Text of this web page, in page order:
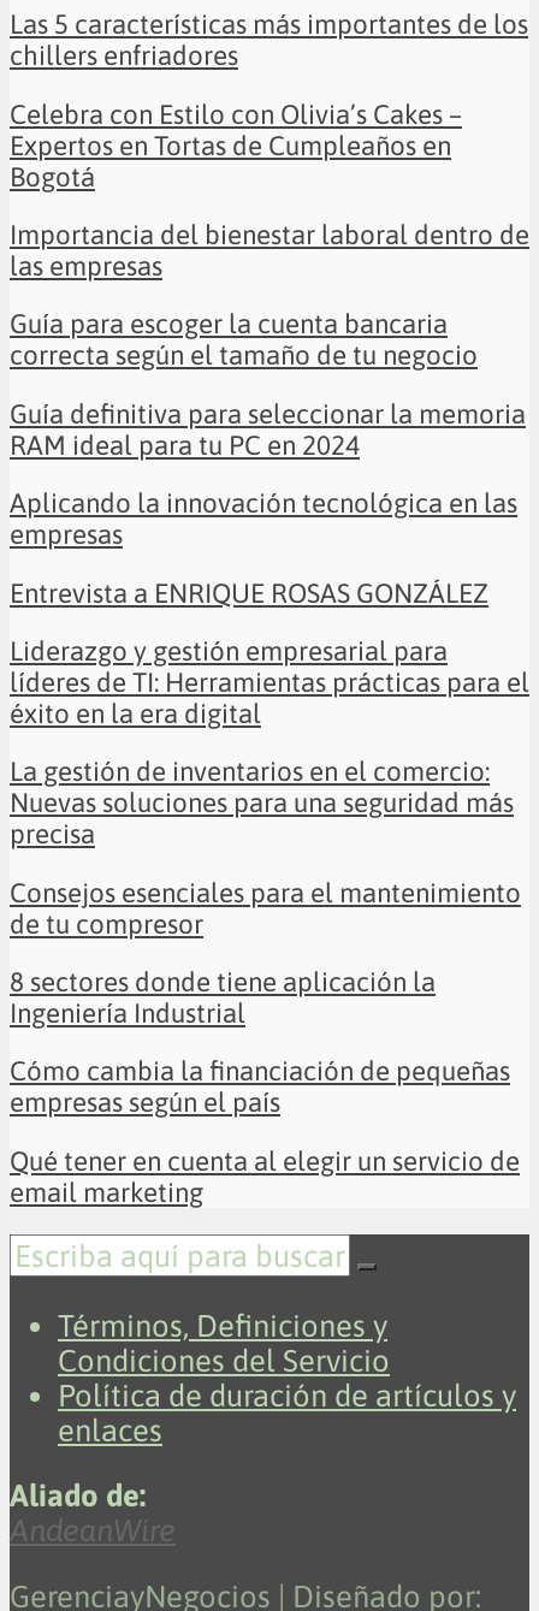
Las 5 características más importantes de los
chillers enfriadores
Celebra con Estilo con Olivia’s Cakes –
Expertos en Tortas de Cumpleaños en
Bogotá
Importancia del bienestar laboral dentro de
las empresas
Guía para escoger la cuenta bancaria
correcta según el tamaño de tu negocio
Guía definitiva para seleccionar la memoria
RAM ideal para tu PC en 2024
Aplicando la innovación tecnológica en las
empresas
Entrevista a ENRIQUE ROSAS GONZÁLEZ
Liderazgo y gestión empresarial para
líderes de TI: Herramientas prácticas para el
éxito en la era digital
La gestión de inventarios en el comercio:
Nuevas soluciones para una seguridad más
precisa
Consejos esenciales para el mantenimiento
de tu compresor
8 sectores donde tiene aplicación la
Ingeniería Industrial
Cómo cambia la financiación de pequeñas
empresas según el país
Qué tener en cuenta al elegir un servicio de
email marketing
Términos, Definiciones y
Condiciones del Servicio
Política de duración de artículos y
enlaces
Aliado de:
AndeanWire
GerenciayNegocios | Diseñado por: